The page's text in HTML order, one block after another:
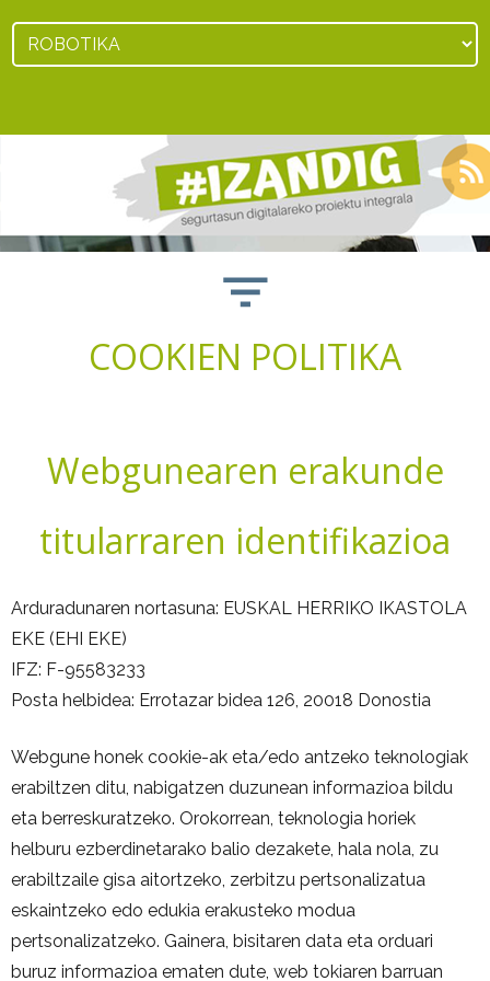
Jump to navigation
COOKIEN POLITIKA
Webgunearen erakunde
titularraren identifikazioa
Arduradunaren nortasuna: EUSKAL HERRIKO IKASTOLA
EKE (EHI EKE)
IFZ: F-95583233
Posta helbidea: Errotazar bidea 126, 20018 Donostia
Webgune honek cookie-ak eta/edo antzeko teknologiak
erabiltzen ditu, nabigatzen duzunean informazioa bildu
eta berreskuratzeko. Orokorrean, teknologia horiek
helburu ezberdinetarako balio dezakete, hala nola, zu
erabiltzaile gisa aitortzeko, zerbitzu pertsonalizatua
eskaintzeko edo edukia erakusteko modua
pertsonalizatzeko. Gainera, bisitaren data eta orduari
buruz informazioa ematen dute, web tokiaren barruan